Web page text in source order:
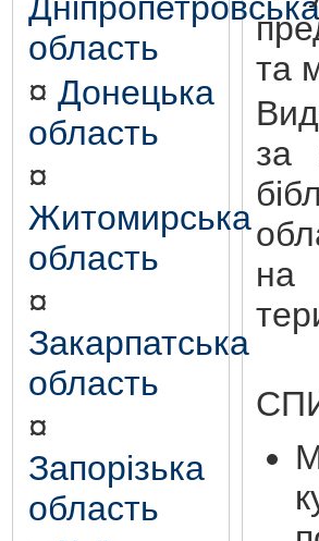
область
¤ Донецька
область
¤
Житомирська
область
¤
Закарпатська
область
¤
Запорізька
область
та
за
на